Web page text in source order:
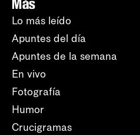
Más
Lo más leído
Apuntes del día
Apuntes de la semana
En vivo
Fotografía
Humor
Crucigramas